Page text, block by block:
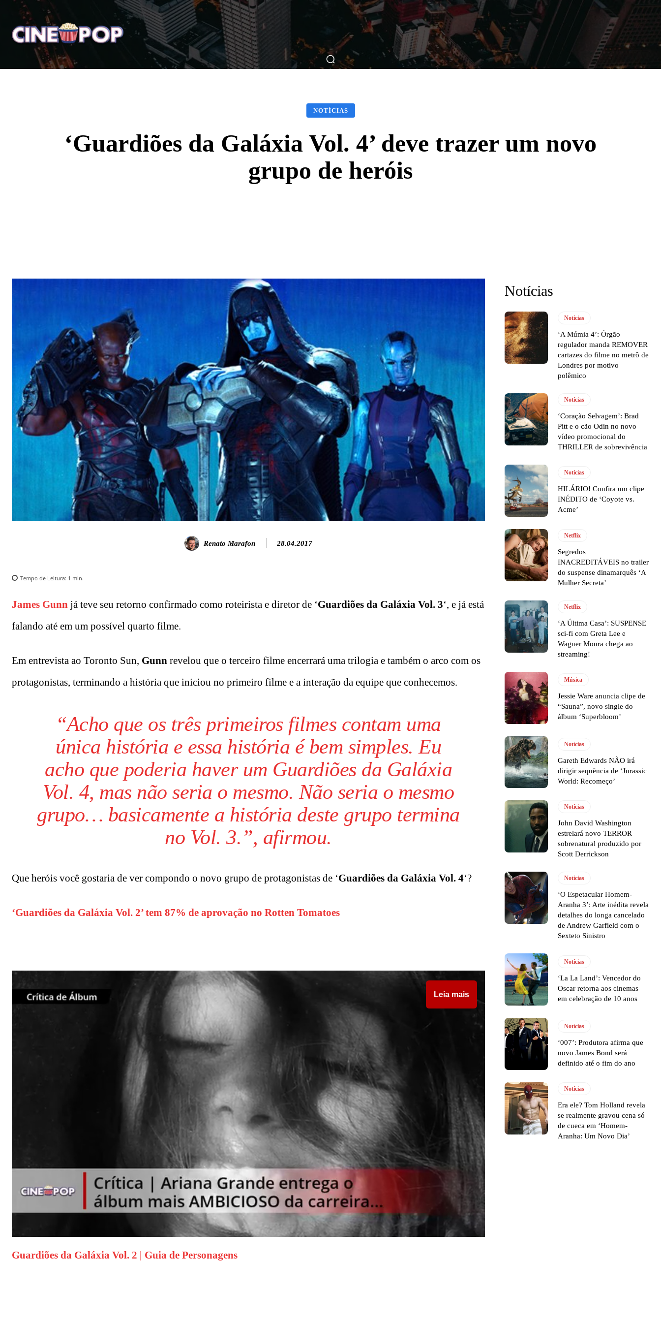
Home Notícias Críticas Breve Nos Cinemas Matérias Nos Cinemas Filmes Séries Música Gênero
NOTÍCIAS
‘Guardiões da Galáxia Vol. 4’ deve trazer um novo
grupo de heróis
Renato Marafon 28.04.2017
Tempo de Leitura: 1 min.
James Gunn já teve seu retorno confirmado como roteirista e diretor de ‘Guardiões da Galáxia Vol. 3‘, e já está
falando até em um possível quarto filme.
Em entrevista ao Toronto Sun, Gunn revelou que o terceiro filme encerrará uma trilogia e também o arco com os
protagonistas, terminando a história que iniciou no primeiro filme e a interação da equipe que conhecemos.
“Acho que os três primeiros filmes contam uma
única história e essa história é bem simples. Eu
acho que poderia haver um Guardiões da Galáxia
Vol. 4, mas não seria o mesmo. Não seria o mesmo
grupo… basicamente a história deste grupo termina
no Vol. 3.”, afirmou.
Que heróis você gostaria de ver compondo o novo grupo de protagonistas de ‘Guardiões da Galáxia Vol. 4‘?
‘Guardiões da Galáxia Vol. 2’ tem 87% de aprovação no Rotten Tomatoes
Leia mais
Guardiões da Galáxia Vol. 2 | Guia de Personagens
Notícias
Notícias
‘A Múmia 4’: Órgão
regulador manda REMOVER
cartazes do filme no metrô de
Londres por motivo
polêmico
Notícias
‘Coração Selvagem’: Brad
Pitt e o cão Odin no novo
vídeo promocional do
THRILLER de sobrevivência
Notícias
HILÁRIO! Confira um clipe
INÉDITO de ‘Coyote vs.
Acme’
Netflix
Segredos
INACREDITÁVEIS no trailer
do suspense dinamarquês ‘A
Mulher Secreta’
Netflix
‘A Última Casa’: SUSPENSE
sci-fi com Greta Lee e
Wagner Moura chega ao
streaming!
Música
Jessie Ware anuncia clipe de
“Sauna”, novo single do
álbum ‘Superbloom’
Notícias
Gareth Edwards NÃO irá
dirigir sequência de ‘Jurassic
World: Recomeço’
Notícias
John David Washington
estrelará novo TERROR
sobrenatural produzido por
Scott Derrickson
Notícias
‘O Espetacular Homem-
Aranha 3’: Arte inédita revela
detalhes do longa cancelado
de Andrew Garfield com o
Sexteto Sinistro
Notícias
‘La La Land’: Vencedor do
Oscar retorna aos cinemas
em celebração de 10 anos
Notícias
‘007’: Produtora afirma que
novo James Bond será
definido até o fim do ano
Notícias
Era ele? Tom Holland revela
se realmente gravou cena só
de cueca em ‘Homem-
Aranha: Um Novo Dia’